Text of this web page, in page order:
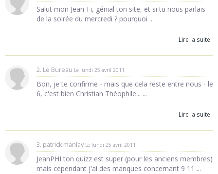
Salut mon Jean-Fi, génial ton site, et si tu nous parlais
de la soirée du mercredi ? pourquoi ...
Lire la suite
2. Le Bureau Le lundi 25 avril 2011
Bon, je te confirme - mais que cela reste entre nous - le
6, c'est bien Christian Théophile... ...
Lire la suite
3. patrick manlay Le lundi 25 avril 2011
JeanPHI ton quizz est super (pour les anciens membres)
mais cependant j'ai des manques concernant 9 11 ...